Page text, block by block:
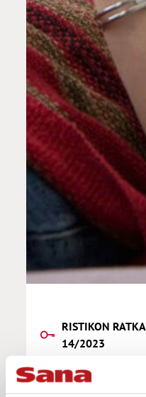
RISTIKON
14/2023